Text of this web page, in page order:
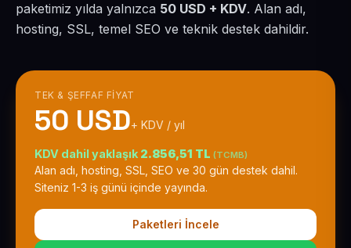
paketimiz yılda yalnızca 50 USD + KDV. Alan adı,
hosting, SSL, temel SEO ve teknik destek dahildir.
TEK & ŞEFFAF FIYAT
50 USD+ KDV / yıl
KDV dahil yaklaşık 2.856,51 TL (TCMB)
Alan adı, hosting, SSL, SEO ve 30 gün destek dahil.
Siteniz 1-3 iş günü içinde yayında.
Paketleri İncele